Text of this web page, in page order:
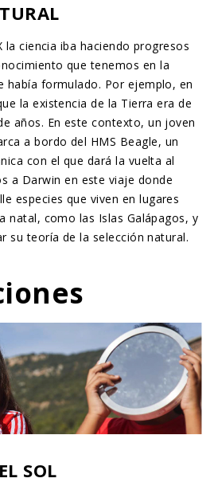
la ciencia iba haciendo progresos
que tenemos en la
había formulado. Por ejemplo, en
la existencia de la Tierra era de
años. En este contexto, un joven
a bordo del HMS Beagle, un
con el que dará la vuelta al
a Darwin en este viaje donde
especies que viven en lugares
natal, como las Islas Galápagos, y
su teoría de la selección natural.
SOL